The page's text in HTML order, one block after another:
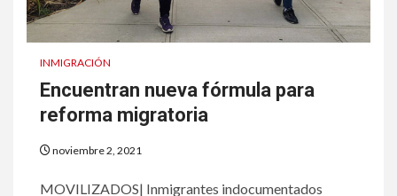
INMIGRACIÓN
Encuentran nueva fórmula para
reforma migratoria
noviembre 2, 2021
MOVILIZADOS| Inmigrantes indocumentados